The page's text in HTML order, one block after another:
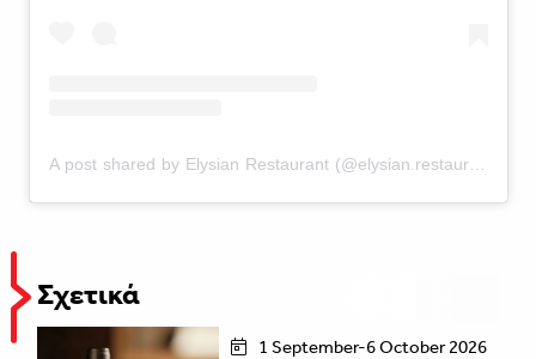
Σχετικά
1 September-6 October 2026